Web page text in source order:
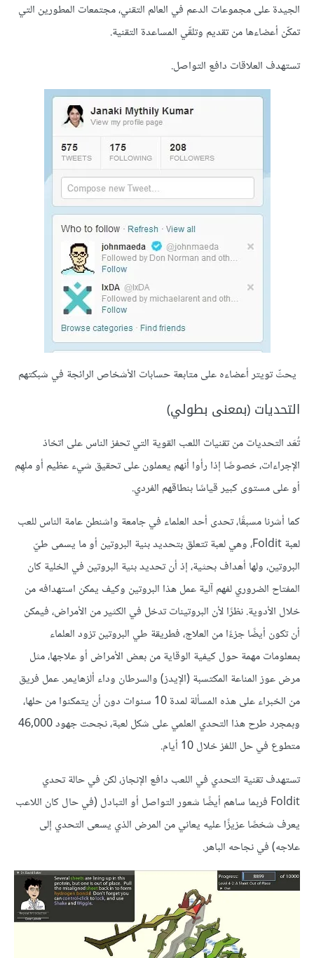
الجيدة على مجموعات الدعم في العالم التقني، مجتمعات المطورين التي
تمكّن أعضاءها من تقديم وتلقّي المساعدة التقنية.
تستهدف العلاقات دافع التواصل.
يحثّ تويتر أعضاءه على متابعة حسابات الأشخاص الرائجة في شبكتهم
التحديات (بمعنى بطولي)
تُعَد التحديات من تقنيات اللعب القوية التي تحفز الناس على اتخاذ
الإجراءات، خصوصًا إذا رأوا أنهم يعملون على تحقيق شيء عظيم أو ملهِم
أو على مستوى كبير قياسًا بنطاقهم الفردي.
كما أشرنا مسبقًا، تحدى أحد العلماء في جامعة واشنطن عامة الناس للعب
لعبة Foldit، وهي لعبة تتعلق بتحديد بنية البروتين أو ما يسمى طيّ
البروتين، ولها أهداف بحثية، إذ أن تحديد بنية البروتين في الخلية كان
المفتاح الضروري لفهم آلية عمل هذا البروتين وكيف يمكن استهدافه من
خلال الأدوية. نظرًا لأن البروتينات تدخل في الكثير من الأمراض، فيمكن
أن تكون أيضًا جزءًا من العلاج، فطريقة طي البروتين تزود العلماء
بمعلومات مهمة حول كيفية الوقاية من بعض الأمراض أو علاجها، مثل
مرض عوز المناعة المكتسبة (الإيدز) والسرطان وداء ألزهايمر. عمل فريق
من الخبراء على هذه المسألة لمدة 10 سنوات دون أن يتمكنوا من حلها،
وبمجرد طرح هذا التحدي العلمي على شكل لعبة، نجحت جهود 46,000
متطوع في حل اللغز خلال 10 أيام.
تستهدف تقنية التحدي في اللعب دافع الإنجاز، لكن في حالة تحدي
Foldit فربما ساهم أيضًا شعور التواصل أو التبادل (في حال كان اللاعب
يعرف شخصًا عزيزًا عليه يعاني من المرض الذي يسعى التحدي إلى
علاجه) في نجاحه الباهر.